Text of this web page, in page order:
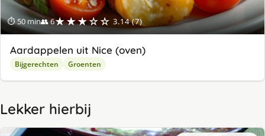
⏱ 50 min👥 6★★★☆☆ 3.14 (7)
Aardappelen uit Nice (oven)
Bijgerechten Groenten
Lekker hierbij